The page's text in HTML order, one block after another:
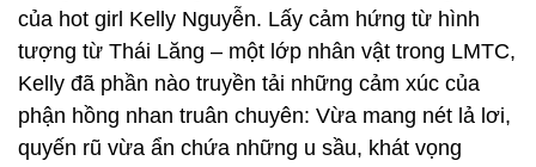
của hot girl Kelly Nguyễn. Lấy cảm hứng từ hình
tượng từ Thái Lăng – một lớp nhân vật trong LMTC,
Kelly đã phần nào truyền tải những cảm xúc của
phận hồng nhan truân chuyên: Vừa mang nét lả lơi,
quyến rũ vừa ẩn chứa những u sầu, khát vọng